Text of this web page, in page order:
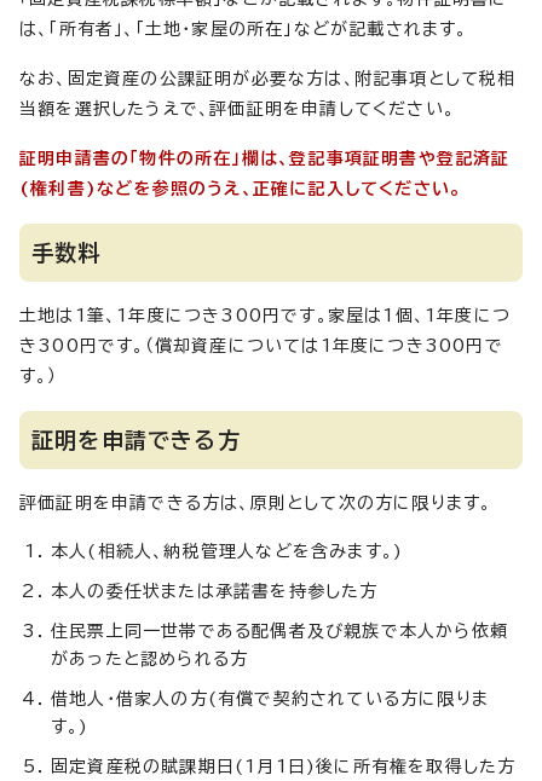
は、「所有者」、「土地・家屋の所在」などが記載されます。
なお、固定資産の公課証明が必要な方は、附記事項として税相
当額を選択したうえで、評価証明を申請してください。
証明申請書の「物件の所在」欄は、登記事項証明書や登記済証
(権利書)などを参照のうえ、正確に記入してください。
手数料
土地は1筆、1年度につき300円です。家屋は1個、1年度につ
き300円です。（償却資産については1年度につき300円で
す。）
証明を申請できる方
評価証明を申請できる方は、原則として次の方に限ります。
本人(相続人、納税管理人などを含みます。)
本人の委任状または承諾書を持参した方
住民票上同一世帯である配偶者及び親族で本人から依頼
があったと認められる方
借地人・借家人の方(有償で契約されている方に限りま
す。)
固定資産税の賦課期日(1月1日)後に所有権を取得した方